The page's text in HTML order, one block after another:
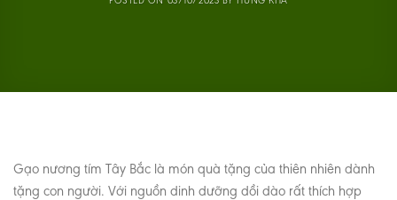
Gạo nương tím Tây Bắc là món quà tặng của thiên nhiên dành
tặng con người. Với nguồn dinh dưỡng dồi dào rất thích hợp